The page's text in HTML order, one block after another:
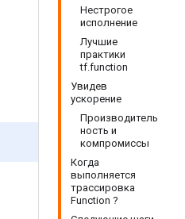
Нестрогое
исполнение
Лучшие
практики
tf.function
Увидев
ускорение
Производитель
ность и
компромиссы
Когда
выполняется
трассировка
Function ?